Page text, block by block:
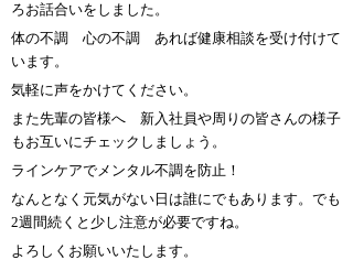
ろお話合いをしました。
体の不調 心の不調 あれば健康相談を受け付けて
います。
気軽に声をかけてください。
また先輩の皆様へ 新入社員や周りの皆さんの様子
もお互いにチェックしましょう。
ラインケアでメンタル不調を防止！
なんとなく元気がない日は誰にでもあります。でも
2週間続くと少し注意が必要ですね。
よろしくお願いいたします。